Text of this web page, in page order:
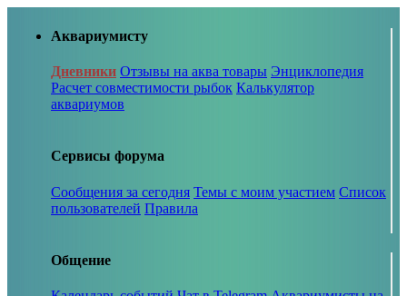
Аквариумисту
Дневники Отзывы на аква товары Энциклопедия
Расчет совместимости рыбок Калькулятор
аквариумов
Сервисы форума
Сообщения за сегодня Темы с моим участием Список
пользователей Правила
Общение